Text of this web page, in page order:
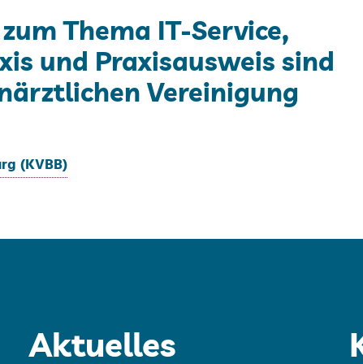
Thema IT-Service,
und Praxisausweis sind
Vereinigung
(KVBB)
Aktuelles